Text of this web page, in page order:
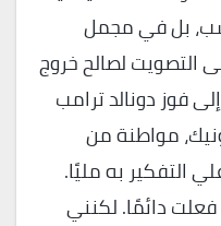
بل في مجمل
التصويت لصالح خروج
فوز دونالد ترامب
مواطنة من
التفكير به مليًا.
فعلت دائمًا. لكنني